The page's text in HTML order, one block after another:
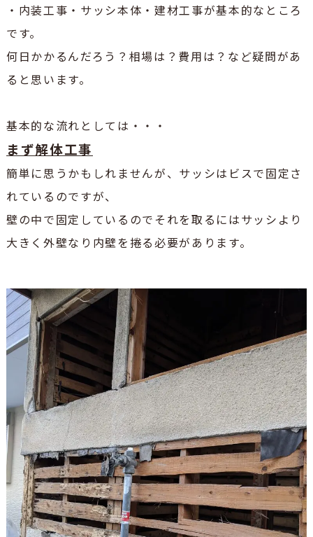
・ 内装工事・サッシ本体・建材工事が基本的なところ
です。
何日かかるんだろう？相場は？費用は？など疑問があ
ると思います。
基本的な流れとしては・・・
まず解体工事
簡単に思うかもしれませんが、サッシはビスで固定さ
れているのですが、
壁の中で固定しているのでそれを取るにはサッシより
大きく 外壁なり内壁を捲る必要があります。